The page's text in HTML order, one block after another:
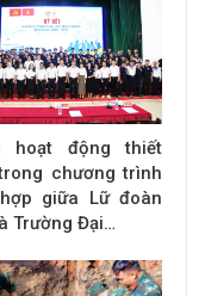
hoạt động thiết
chương trình
giữa Lữ đoàn
Trường Đại…